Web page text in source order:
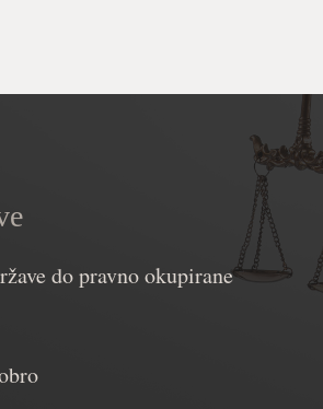
do pravno okupirane